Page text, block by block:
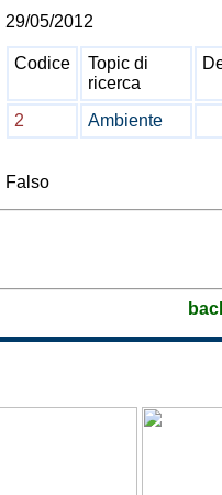
29/05/2012
Codice
Topic di
ricerca
2 Ambiente
Falso